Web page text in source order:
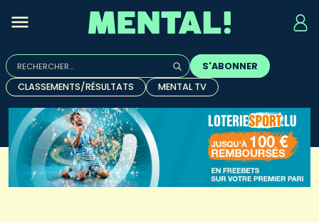
Rechercher :
Quand les résultats de l'auto-complétion sont
S'ABONNER
CLASSEMENTS/RÉSULTATS
MENTAL TV